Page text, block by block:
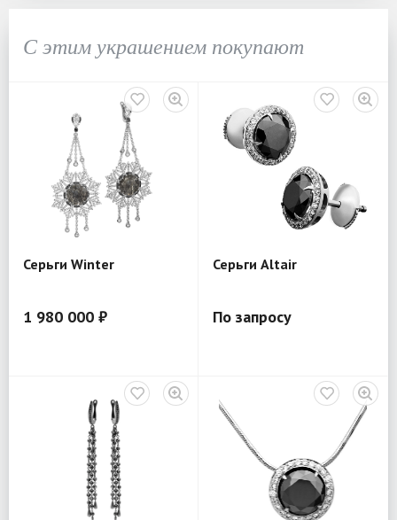
С этим украшением покупают
Серьги Winter
1 980 000 ₽
Серьги Altair
По запросу